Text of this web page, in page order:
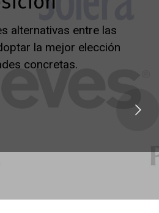
alternativas entre las
la mejor elección
concretas.